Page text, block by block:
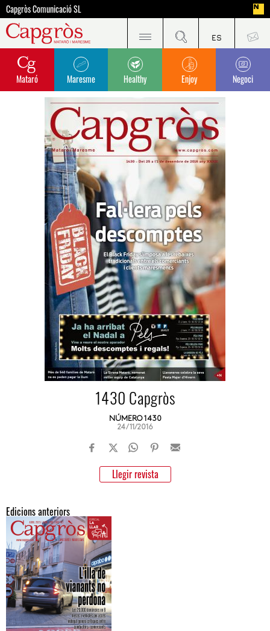
Capgròs Comunicació SL
Mataró Maresme Healthy Enjoy Negoci
1430 Capgròs
NÚMERO 1430
24/11/2016
Llegir revista
Edicions anteriors